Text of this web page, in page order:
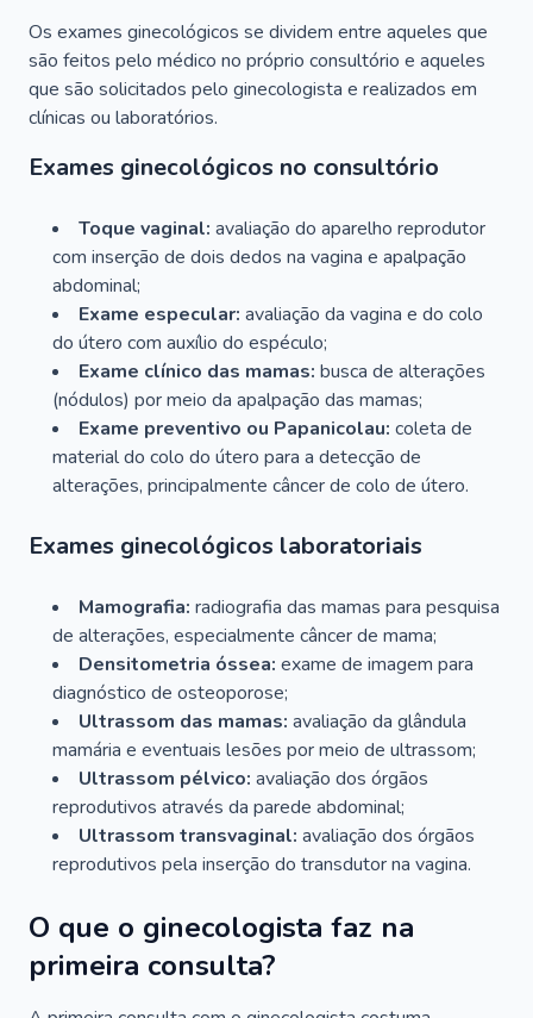
Os exames ginecológicos se dividem entre aqueles que
são feitos pelo médico no próprio consultório e aqueles
que são solicitados pelo ginecologista e realizados em
clínicas ou laboratórios.
Exames ginecológicos no consultório
Toque vaginal: avaliação do aparelho reprodutor
com inserção de dois dedos na vagina e apalpação
abdominal;
Exame especular: avaliação da vagina e do colo
do útero com auxílio do espéculo;
Exame clínico das mamas: busca de alterações
(nódulos) por meio da apalpação das mamas;
Exame preventivo ou Papanicolau: coleta de
material do colo do útero para a detecção de
alterações, principalmente câncer de colo de útero.
Exames ginecológicos laboratoriais
Mamografia: radiografia das mamas para pesquisa
de alterações, especialmente câncer de mama;
Densitometria óssea: exame de imagem para
diagnóstico de osteoporose;
Ultrassom das mamas: avaliação da glândula
mamária e eventuais lesões por meio de ultrassom;
Ultrassom pélvico: avaliação dos órgãos
reprodutivos através da parede abdominal;
Ultrassom transvaginal: avaliação dos órgãos
reprodutivos pela inserção do transdutor na vagina.
O que o ginecologista faz na
primeira consulta?